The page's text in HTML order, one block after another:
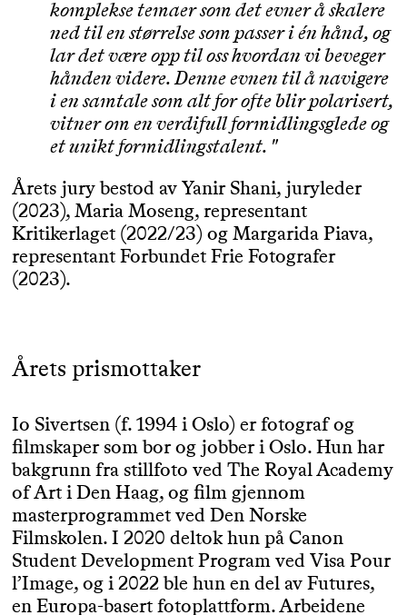
komplekse temaer som det evner å skalere
ned til en størrelse som passer i én hånd, og
lar det være opp til oss hvordan vi beveger
hånden videre. Denne evnen til å navigere
i en samtale som alt for ofte blir polarisert,
vitner om en verdifull formidlingsglede og
et unikt formidlingstalent. "
Årets jury bestod av Yanir Shani, juryleder
(2023), Maria Moseng, representant
Kritikerlaget (2022/23) og Margarida Piava,
representant Forbundet Frie Fotografer
(2023).
Årets prismottaker
Io Sivertsen (f. 1994 i Oslo) er fotograf og
filmskaper som bor og jobber i Oslo. Hun har
bakgrunn fra stillfoto ved The Royal Academy
of Art i Den Haag, og film gjennom
masterprogrammet ved Den Norske
Filmskolen. I 2020 deltok hun på Canon
Student Development Program ved Visa Pour
l’Image, og i 2022 ble hun en del av Futures,
en Europa-basert fotoplattform. Arbeidene